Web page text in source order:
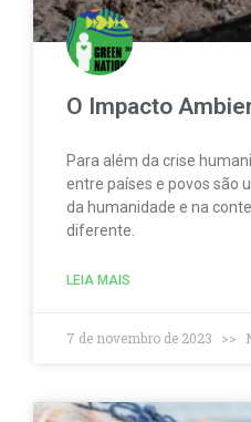
O Impacto
Para além da crise
entre países e povos são
da humanidade e na
diferente.
LEIA MAIS
7 de novembro de 2023